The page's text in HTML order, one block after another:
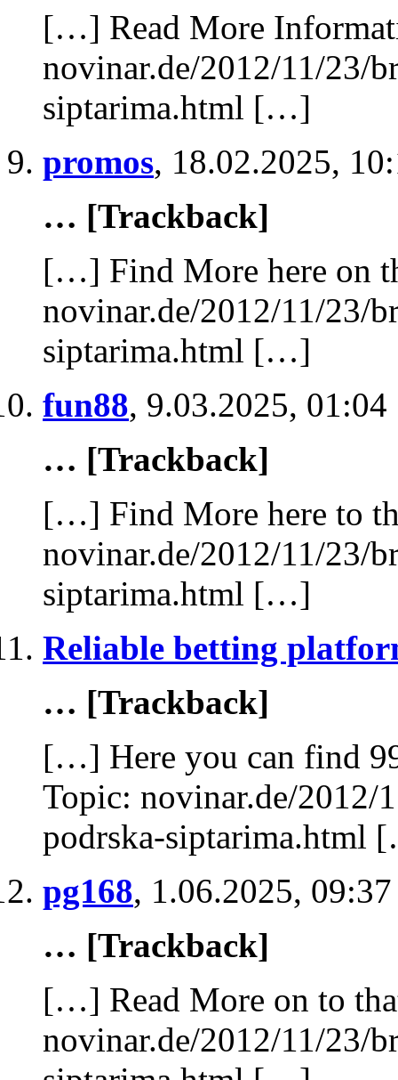
[…] Read More
novinar.de/2012/11/23/
siptarima.html […]
promos, 18.02.2025,
… [Trackback]
[…] Find More here on
novinar.de/2012/11/23/
siptarima.html […]
fun88, 9.03.2025, 01:04
… [Trackback]
[…] Find More here to
novinar.de/2012/11/23/
siptarima.html […]
Reliable betting
… [Trackback]
[…] Here you can find
Topic: novinar.de/2012/
podrska-siptarima.html
pg168, 1.06.2025, 09:37
… [Trackback]
[…] Read More on to
novinar.de/2012/11/23/